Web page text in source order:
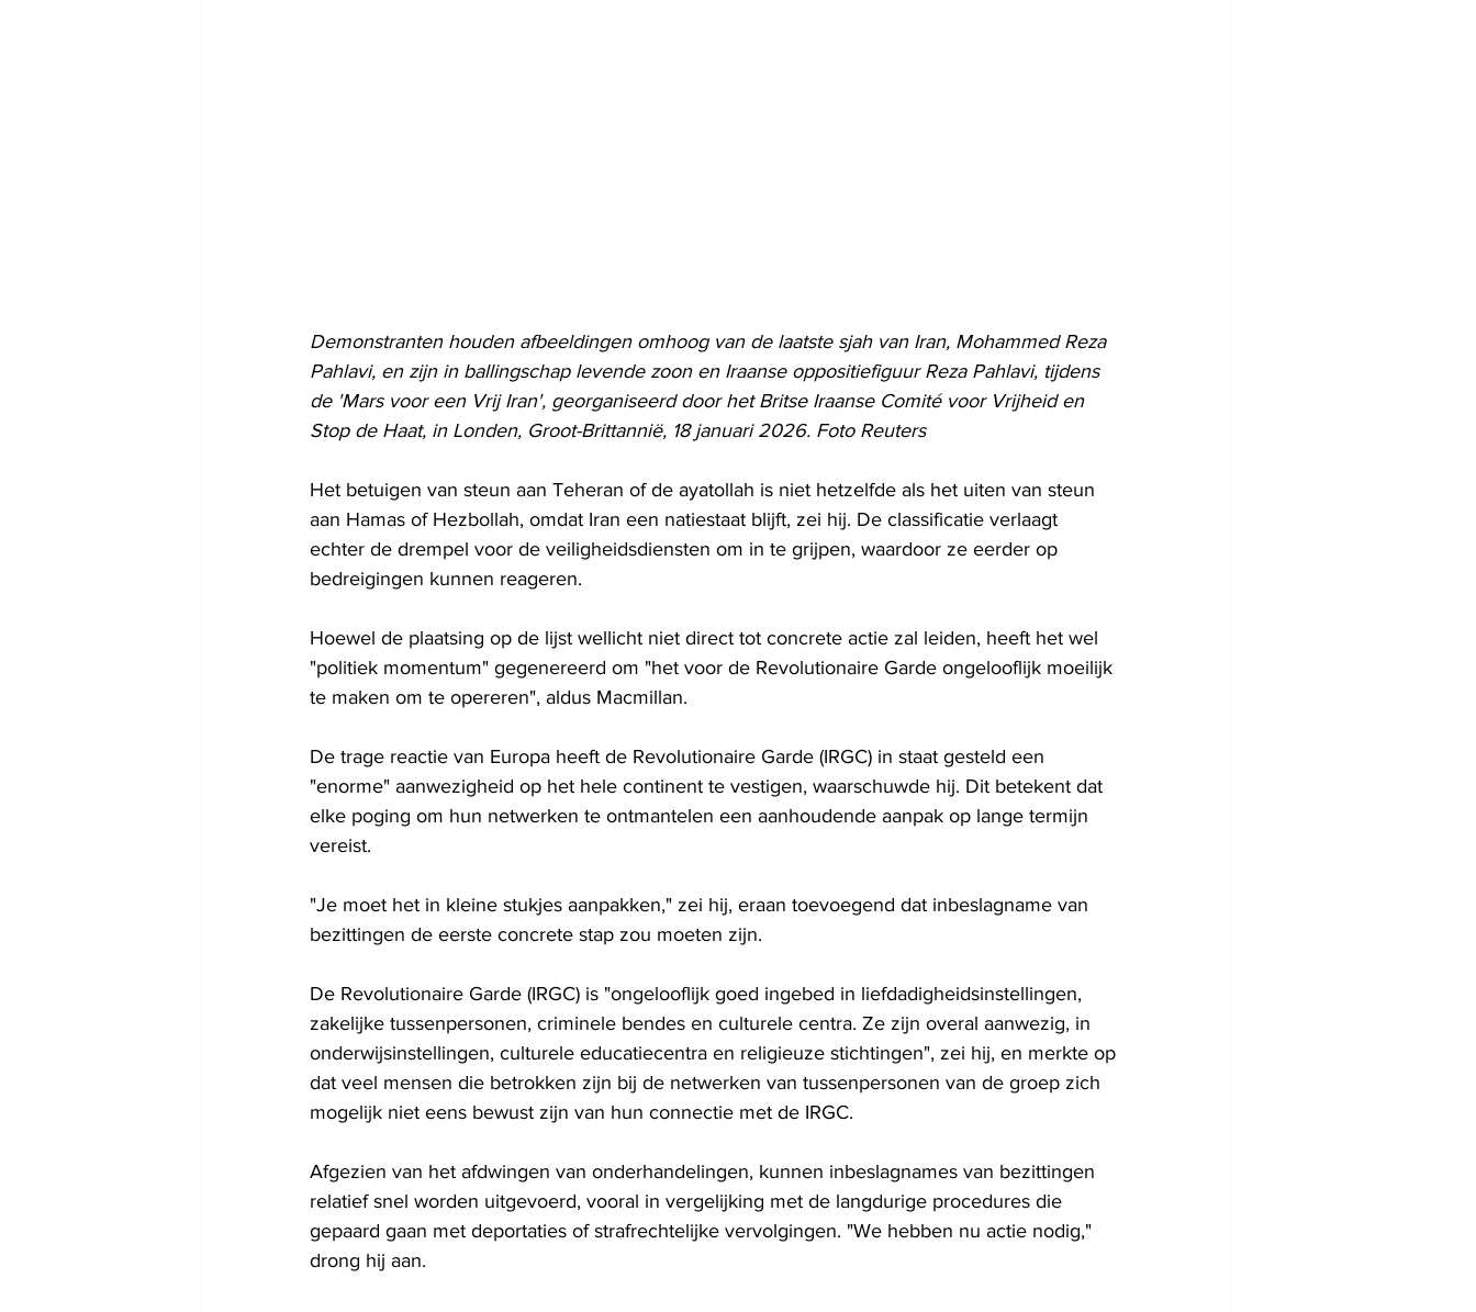
Demonstranten houden afbeeldingen omhoog van de laatste sjah van Iran, Mohammed Reza
Pahlavi, en zijn in ballingschap levende zoon en Iraanse oppositiefiguur Reza Pahlavi, tijdens
de 'Mars voor een Vrij Iran', georganiseerd door het Britse Iraanse Comité voor Vrijheid en
Stop de Haat, in Londen, Groot-Brittannië, 18 januari 2026. Foto Reuters
Het betuigen van steun aan Teheran of de ayatollah is niet hetzelfde als het uiten van steun
aan Hamas of Hezbollah, omdat Iran een natiestaat blijft, zei hij. De classificatie verlaagt
echter de drempel voor de veiligheidsdiensten om in te grijpen, waardoor ze eerder op
bedreigingen kunnen reageren.
Hoewel de plaatsing op de lijst wellicht niet direct tot concrete actie zal leiden, heeft het wel
"politiek momentum" gegenereerd om "het voor de Revolutionaire Garde ongelooflijk moeilijk
te maken om te opereren", aldus Macmillan.
De trage reactie van Europa heeft de Revolutionaire Garde (IRGC) in staat gesteld een
"enorme" aanwezigheid op het hele continent te vestigen, waarschuwde hij. Dit betekent dat
elke poging om hun netwerken te ontmantelen een aanhoudende aanpak op lange termijn
vereist.
"Je moet het in kleine stukjes aanpakken," zei hij, eraan toevoegend dat inbeslagname van
bezittingen de eerste concrete stap zou moeten zijn.
De Revolutionaire Garde (IRGC) is "ongelooflijk goed ingebed in liefdadigheidsinstellingen,
zakelijke tussenpersonen, criminele bendes en culturele centra. Ze zijn overal aanwezig, in
onderwijsinstellingen, culturele educatiecentra en religieuze stichtingen", zei hij, en merkte op
dat veel mensen die betrokken zijn bij de netwerken van tussenpersonen van de groep zich
mogelijk niet eens bewust zijn van hun connectie met de IRGC.
Afgezien van het afdwingen van onderhandelingen, kunnen inbeslagnames van bezittingen
relatief snel worden uitgevoerd, vooral in vergelijking met de langdurige procedures die
gepaard gaan met deportaties of strafrechtelijke vervolgingen. "We hebben nu actie nodig,"
drong hij aan.